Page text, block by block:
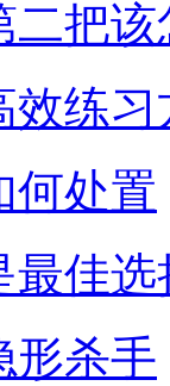
二把该
效练习
何处置
最佳选
形杀手